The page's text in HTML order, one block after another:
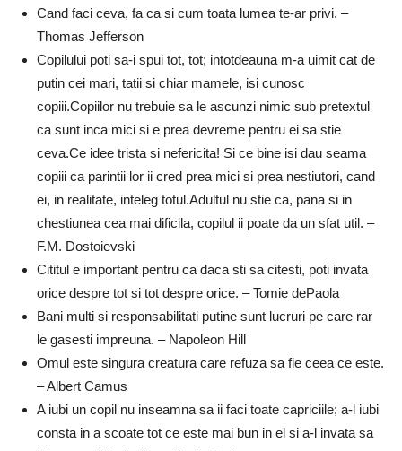
Cand faci ceva, fa ca si cum toata lumea te-ar privi. –
Thomas Jefferson
Copilului poti sa-i spui tot, tot; intotdeauna m-a uimit cat de
putin cei mari, tatii si chiar mamele, isi cunosc
copiii.Copiilor nu trebuie sa le ascunzi nimic sub pretextul
ca sunt inca mici si e prea devreme pentru ei sa stie
ceva.Ce idee trista si nefericita! Si ce bine isi dau seama
copiii ca parintii lor ii cred prea mici si prea nestiutori, cand
ei, in realitate, inteleg totul.Adultul nu stie ca, pana si in
chestiunea cea mai dificila, copilul ii poate da un sfat util. –
F.M. Dostoievski
Cititul e important pentru ca daca sti sa citesti, poti invata
orice despre tot si tot despre orice. – Tomie dePaola
Bani multi si responsabilitati putine sunt lucruri pe care rar
le gasesti impreuna. – Napoleon Hill
Omul este singura creatura care refuza sa fie ceea ce este.
– Albert Camus
A iubi un copil nu inseamna sa ii faci toate capriciile; a-l iubi
consta in a scoate tot ce este mai bun in el si a-l invata sa